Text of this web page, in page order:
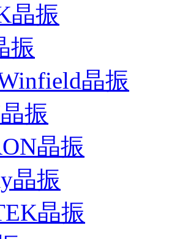
晶振
振
晶振
振
晶振
晶振
晶振